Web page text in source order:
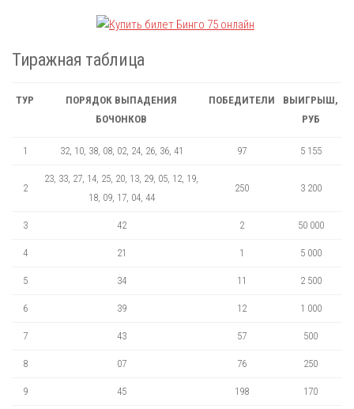
Тиражная таблица
ТУР
ПОРЯДОК ВЫПАДЕНИЯ
БОЧОНКОВ
ПОБЕДИТЕЛИ
ВЫИГРЫШ,
РУБ
1 32, 10, 38, 08, 02, 24, 26, 36, 41 97 5 155
2
23, 33, 27, 14, 25, 20, 13, 29, 05, 12, 19,
18, 09, 17, 04, 44
250 3 200
3 42 2 50 000
4 21 1 5 000
5 34 11 2 500
6 39 12 1 000
7 43 57 500
8 07 76 250
9 45 198 170